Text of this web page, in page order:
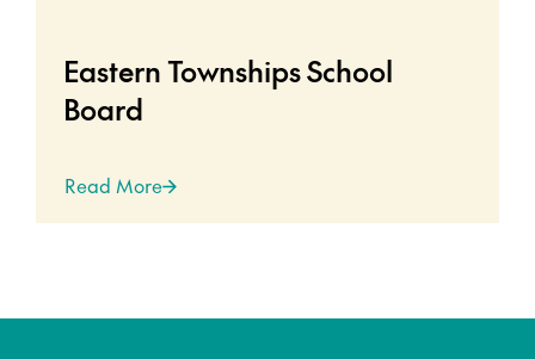
Eastern Townships School
Board
Read More